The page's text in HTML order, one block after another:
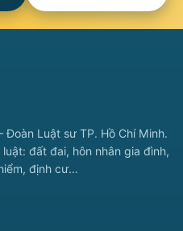
Luật sư TP. Hồ Chí Minh.
đất đai, hôn nhân gia đình,
định cư…